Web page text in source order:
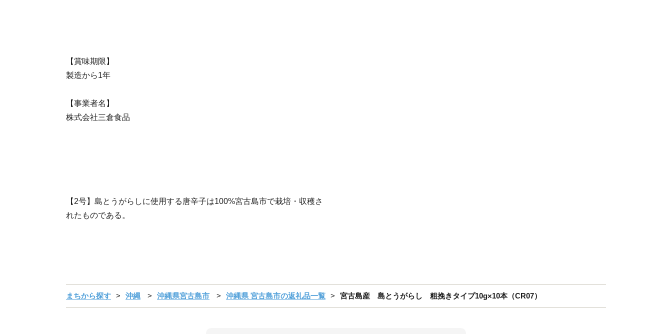
【賞味期限】
製造から1年
【事業者名】
株式会社三倉食品
【2号】島とうがらしに使用する唐辛子は100%宮古島市で栽培・収穫さ
れたものである。
まちから探す 沖縄 沖縄県宮古島市 沖縄県 宮古島市の返礼品一覧 宮古島産 島とうがらし 粗挽きタイプ10g×10本（CR07）